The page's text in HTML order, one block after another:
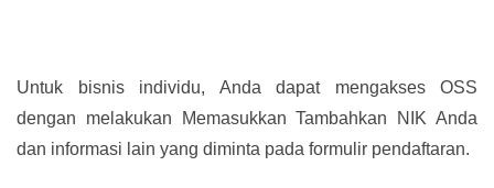
Untuk bisnis individu, Anda dapat mengakses OSS
dengan melakukan Memasukkan Tambahkan NIK Anda
dan informasi lain yang diminta pada formulir pendaftaran.